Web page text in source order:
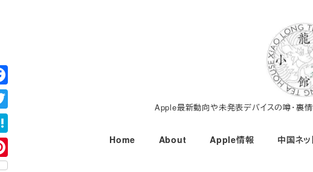
コ
ン
テ
ン
ツ
へ
移
Apple最新動向や未発表デバイスの噂・裏
Home About Apple情報 中国ネ